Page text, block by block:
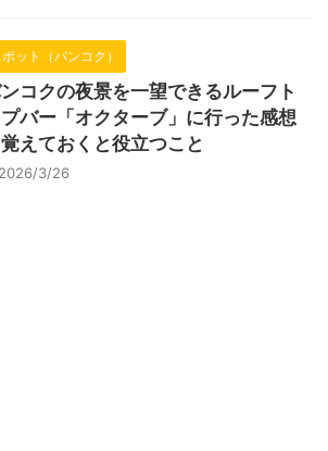
ット（バンコク）
コクの夜景を一望できるルーフト
バー「オクターブ」に行った感想
覚えておくと役立つこと
2026/3/26